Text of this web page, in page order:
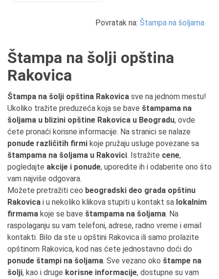
Povratak na: Štampa na šoljama
Štampa na šolji opština
Rakovica
Štampa na šolji opština Rakovica sve na jednom mestu!
Ukoliko tražite preduzeća koja se bave štampama na
šoljama u blizini opštine Rakovica u Beogradu, ovde
ćete pronaći korisne informacije. Na stranici se nalaze
ponude različitih firmi koje pružaju usluge povezane sa
štampama na šoljama u Rakovici. Istražite cene,
pogledajte akcije i ponude, uporedite ih i odaberite ono što
vam najviše odgovara.
Možete pretražiti ceo beogradski deo grada opštinu
Rakovica i u nekoliko klikova stupiti u kontakt sa lokalnim
firmama koje se bave štampama na šoljama. Na
raspolaganju su vam telefoni, adrese, radno vreme i email
kontakti. Bilo da ste u opštini Rakovica ili samo prolazite
opštinom Rakovica, kod nas ćete jednostavno doći do
ponude štampi na šoljama. Sve vezano oko štampe na
šolji, kao i druge korisne informacije, dostupne su vam